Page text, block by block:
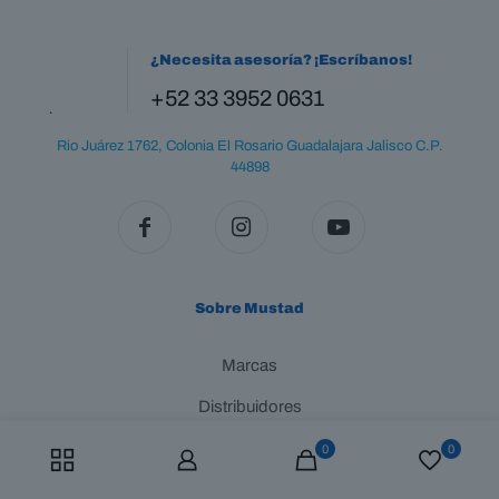
e
¿Necesita asesoría? ¡Escríbanos!
+52 33 3952 0631
Rio Juárez 1762, Colonia El Rosario Guadalajara Jalisco C.P.
44898
Sobre Mustad
Marcas
Distribuidores
Soluciones para Herradores
0 0